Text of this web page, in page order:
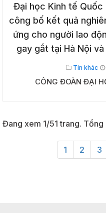
Đại học Kinh tế Quốc
công bố kết quả
ứng cho người lao
gay gắt tại Hà Nội
Tin khác
CÔNG ĐOÀN ĐẠI
Đang xem 1/51 trang.
1 2 3